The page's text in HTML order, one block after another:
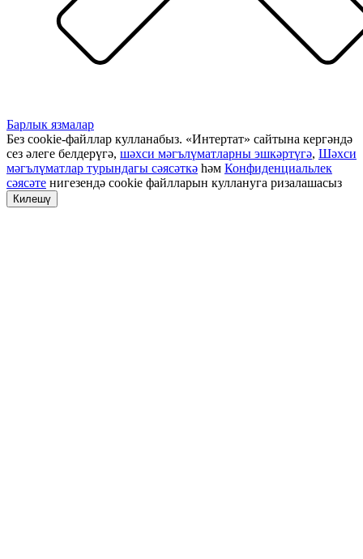
Барлык язмалар
Без cookie-файллар кулланабыз. «Интертат» сайтына кергәндә
сез әлеге белдерүгә, шәхси мәгълүматларны эшкәртүгә, Шәхси
мәгълүматлар турындагы сәясәткә һәм Конфиденциальлек
сәясәте нигезендә cookie файлларын куллануга ризалашасыз
Килешү